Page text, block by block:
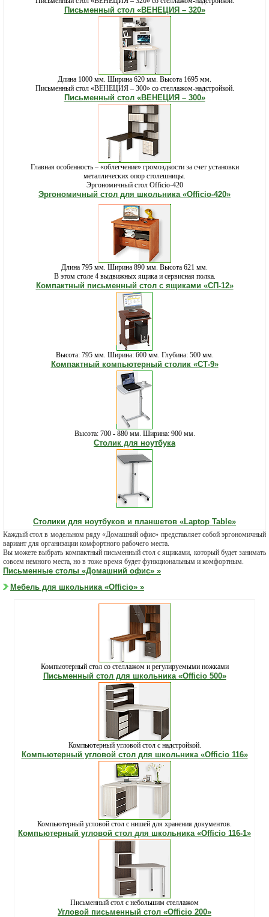
Письменный стол «ВЕНЕЦИЯ – 320»
Длина 1000 мм. Ширина 620 мм. Высота 1695 мм.
Письменный стол «ВЕНЕЦИЯ – 300» со стеллажом-надстройкой.
Письменный стол «ВЕНЕЦИЯ – 300»
Главная особенность – «облегчение» громоздкости за счет установки
металлических опор столешницы.
Эргономичный стол Officio-420
Эргономичный стол для школьника «Officio-420»
Длина 795 мм. Ширина 890 мм. Высота 621 мм.
В этом столе 4 выдвижных ящика и сервисная полка.
Компактный письменный стол с ящиками «СП-12»
Высота: 795 мм. Ширина: 600 мм. Глубина: 500 мм.
Компактный компьютерный столик «СТ-9»
Высота: 700 - 880 мм. Ширина: 900 мм.
Столик для ноутбука
Столики для ноутбуков и планшетов «Laptop Table»
Каждый стол в модельном ряду «Домашний офис» представляет собой эргономичный
вариант для организации комфортного рабочего места.
Вы можете выбрать компактный письменный стол с ящиками, который будет занимать
совсем немного места, но в тоже время будет функциональным и комфортным.
Письменные столы «Домашний офис» »
Мебель для школьника «Officio» »
Компьютерный стол со стеллажом и регулируемыми ножками
Письменный стол для школьника «Officio 500»
Компьютерный угловой стол с надстройкой.
Компьютерный угловой стол для школьника «Officio 116»
Компьютерный угловой стол с нишей для хранения документов.
Компьютерный угловой стол для школьника «Officio 116-1»
Письменный стол с небольшим стеллажом
Угловой письменный стол «Officio 200»